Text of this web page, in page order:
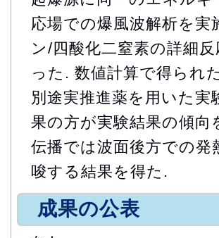
応場での爆風波解析を
ン/四酸化二窒素の詳細
った. 数値計算で得られ
別途実推進薬を用いた
果の方が実験結果の傾向
伝播では波面後方での
唆する結果を得た.
成果の公表